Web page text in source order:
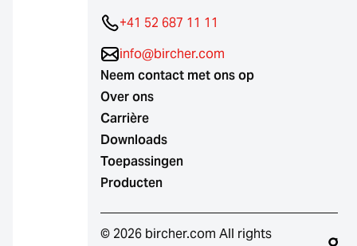
+41 52 687 11 11
info@bircher.com
Neem contact met ons op
Over ons
Carrière
Downloads
Toepassingen
Producten
© 2026 bircher.com All rights